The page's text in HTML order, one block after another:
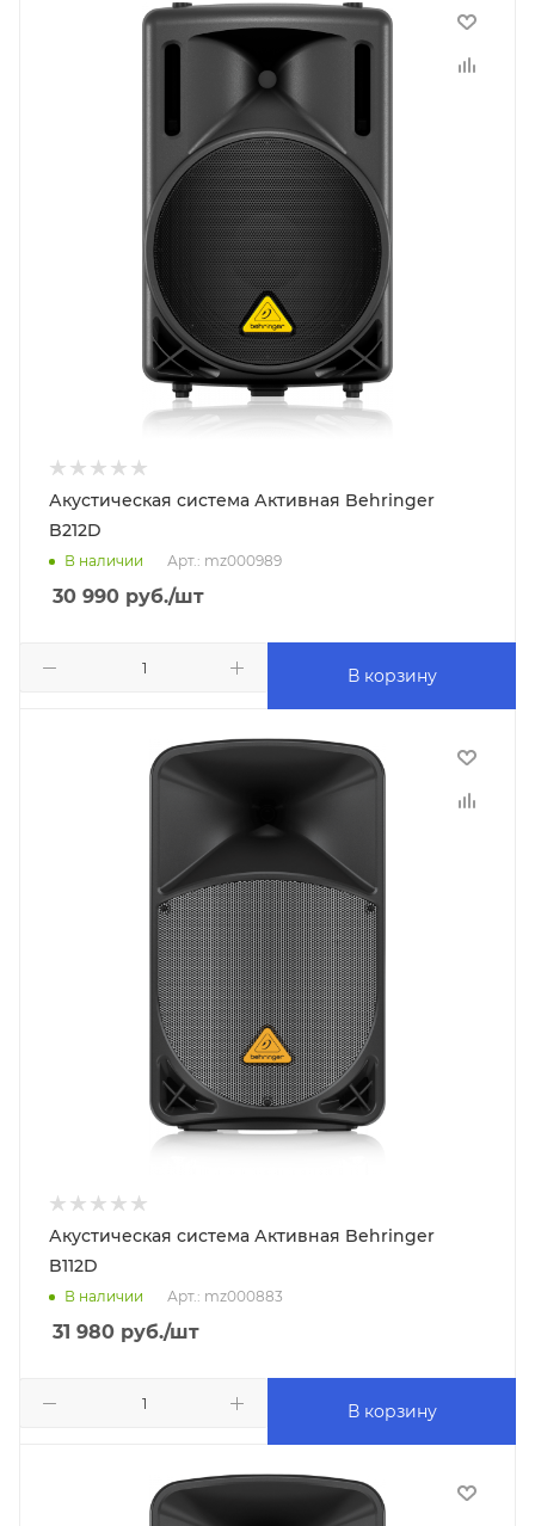
Акустическая система Активная Behringer
B212D
В наличии Арт.: mz000989
30 990 руб./шт
В корзину
Акустическая система Активная Behringer
B112D
В наличии Арт.: mz000883
31 980 руб./шт
В корзину